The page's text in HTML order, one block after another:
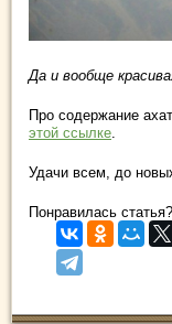
Да и вообще
Про содержание
этой ссылке.
Удачи всем, до
Понравилась